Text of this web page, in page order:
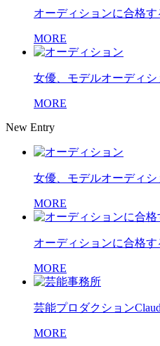
オーディションに合格
MORE
女優、モデルオーディシ
MORE
New Entry
女優、モデルオーディシ
MORE
オーディションに合格
MORE
芸能プロダクション
MORE